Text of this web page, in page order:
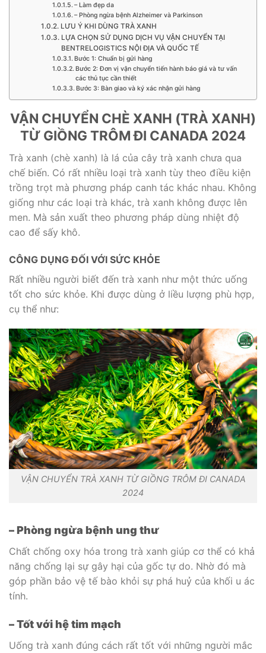
– Làm đẹp da
– Phòng ngừa bệnh Alzheimer và Parkinson
LƯU Ý KHI DÙNG TRÀ XANH
LỰA CHỌN SỬ DỤNG DỊCH VỤ VẬN CHUYỂN TẠI
BENTRELOGISTICS NỘI ĐỊA VÀ QUỐC TẾ
Bước 1: Chuẩn bị gửi hàng
Bước 2: Đơn vị vận chuyển tiến hành báo giá và tư vấn
các thủ tục cần thiết
Bước 3: Bàn giao và ký xác nhận gửi hàng
VẬN CHUYỂN CHÈ XANH (TRÀ XANH)
TỪ GIỒNG TRÔM ĐI CANADA 2024
Trà xanh (chè xanh) là lá của cây trà xanh chưa qua
chế biến. Có rất nhiều loại trà xanh tùy theo điều kiện
trồng trọt mà phương pháp canh tác khác nhau. Không
giống như các loại trà khác, trà xanh không được lên
men. Mà sản xuất theo phương pháp dùng nhiệt độ
cao để sấy khô.
CÔNG DỤNG ĐỐI VỚI SỨC KHỎE
Rất nhiều người biết đến trà xanh như một thức uống
tốt cho sức khỏe. Khi được dùng ở liều lượng phù hợp,
cụ thể như:
VẬN CHUYỂN TRÀ XANH TỪ GIỒNG TRÔM ĐI CANADA
2024
– Phòng ngừa bệnh ung thư
Chất chống oxy hóa trong trà xanh giúp cơ thể có khả
năng chống lại sự gây hại của gốc tự do. Nhờ đó mà
góp phần bảo vệ tế bào khỏi sự phá huỷ của khối u ác
tính.
– Tốt với hệ tim mạch
Uống trà xanh đúng cách rất tốt với những người mắc